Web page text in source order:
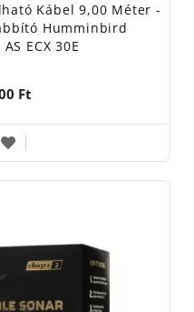
Kábel 9,00 Méter -
Humminbird
ECX 30E
Ft